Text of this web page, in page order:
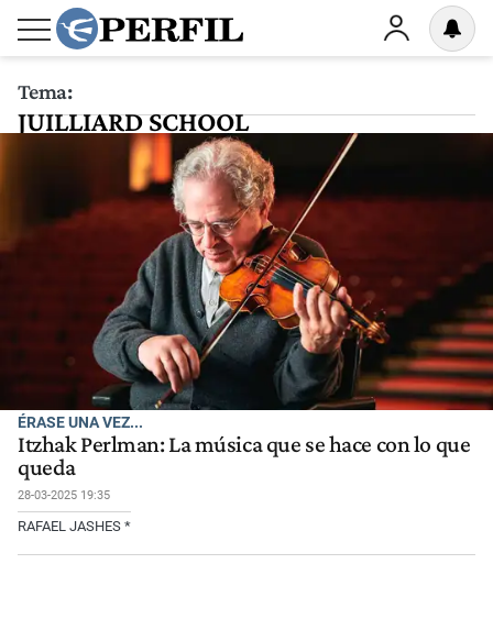
Tema:
JUILLIARD SCHOOL
ÉRASE UNA VEZ...
Itzhak Perlman: La música que se hace con lo que
queda
28-03-2025 19:35
RAFAEL JASHES *